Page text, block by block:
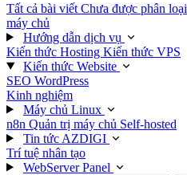
Tất cả bài viết Chưa được phân loại
máy chủ
Hướng dẫn dịch vụ
Kiến thức Hosting Kiến thức VPS
Kiến thức Website
SEO WordPress
Kinh nghiệm
Máy chủ Linux
n8n Quản trị máy chủ Self-hosted
Tin tức AZDIGI
Trí tuệ nhân tạo
WebServer Panel